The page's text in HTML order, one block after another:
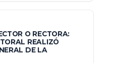
O RECTORA:
REALIZÓ
DE LA